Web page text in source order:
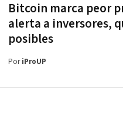
Bitcoin marca peor
alerta a inversores,
posibles
PoriProUP